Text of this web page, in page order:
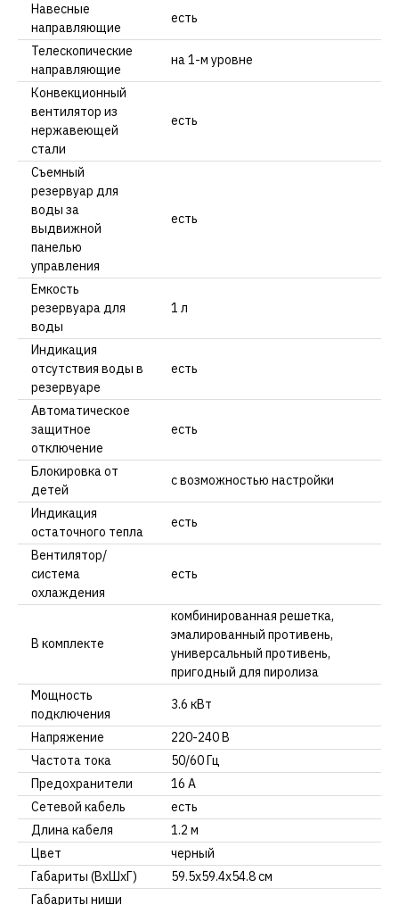
Навесные
направляющие
есть
Телескопические
направляющие
на 1-м уровне
Конвекционный
вентилятор из
нержавеющей
стали
есть
Съемный
резервуар для
воды за
выдвижной
панелью
управления
есть
Емкость
резервуара для
воды
1 л
Индикация
отсутствия воды в
резервуаре
есть
Автоматическое
защитное
отключение
есть
Блокировка от
детей
с возможностью настройки
Индикация
остаточного тепла
есть
Вентилятор/
система
охлаждения
есть
В комплекте
комбинированная решетка,
эмалированный противень,
универсальный противень,
пригодный для пиролиза
Мощность
подключения
3.6 кВт
Напряжение
220-240 В
Частота тока
50/60 Гц
Предохранители
16 А
Сетевой кабель
есть
Длина кабеля
1.2 м
Цвет
черный
Габариты (ВхШхГ)
59.5х59.4х54.8 см
Габариты ниши